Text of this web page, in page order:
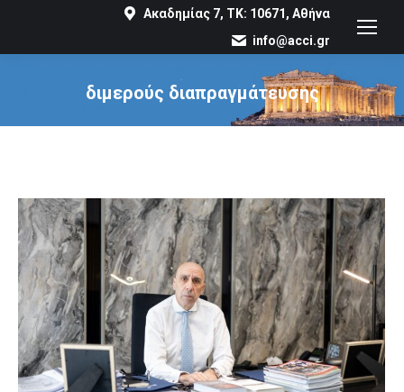
Ακαδημίας 7, ΤΚ: 10671, Αθήνα
info@acci.gr
διμερούς διαπραγμάτευσης
You are here: